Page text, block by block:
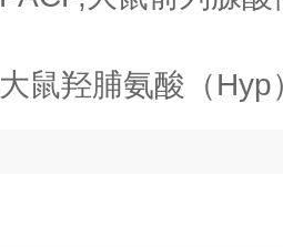
大鼠羟脯氨酸（